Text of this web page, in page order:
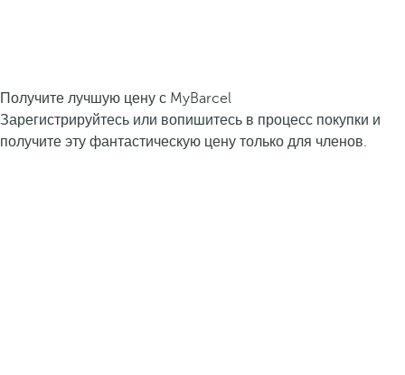
Получите лучшую цену с MyBarcel
Зарегистрируйтесь или вопишитесь в процесс покупки и
получите эту фантастическую цену только для членов.